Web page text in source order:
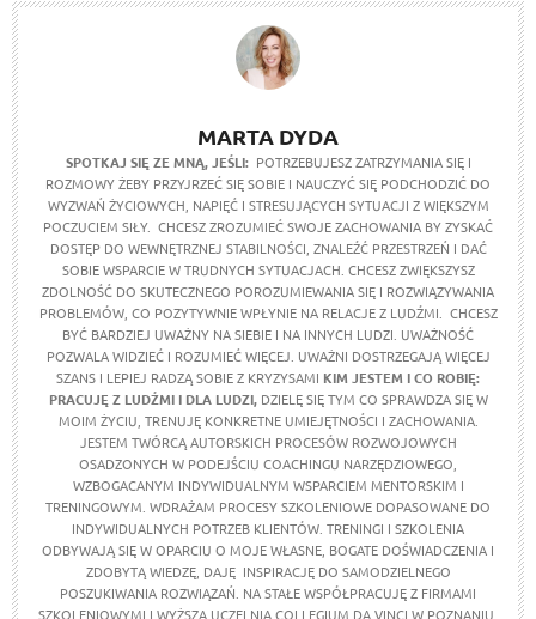
MARTA DYDA
SPOTKAJ SIĘ ZE MNĄ, JEŚLI: POTRZEBUJESZ ZATRZYMANIA SIĘ I
ROZMOWY ŻEBY PRZYJRZEĆ SIĘ SOBIE I NAUCZYĆ SIĘ PODCHODZIĆ DO
WYZWAŃ ŻYCIOWYCH, NAPIĘĆ I STRESUJĄCYCH SYTUACJI Z WIĘKSZYM
POCZUCIEM SIŁY. CHCESZ ZROZUMIEĆ SWOJE ZACHOWANIA BY ZYSKAĆ
DOSTĘP DO WEWNĘTRZNEJ STABILNOŚCI, ZNALEŹĆ PRZESTRZEŃ I DAĆ
SOBIE WSPARCIE W TRUDNYCH SYTUACJACH. CHCESZ ZWIĘKSZYSZ
ZDOLNOŚĆ DO SKUTECZNEGO POROZUMIEWANIA SIĘ I ROZWIĄZYWANIA
PROBLEMÓW, CO POZYTYWNIE WPŁYNIE NA RELACJE Z LUDŹMI. CHCESZ
BYĆ BARDZIEJ UWAŻNY NA SIEBIE I NA INNYCH LUDZI. UWAŻNOŚĆ
POZWALA WIDZIEĆ I ROZUMIEĆ WIĘCEJ. UWAŻNI DOSTRZEGAJĄ WIĘCEJ
SZANS I LEPIEJ RADZĄ SOBIE Z KRYZYSAMI KIM JESTEM I CO ROBIĘ:
PRACUJĘ Z LUDŹMI I DLA LUDZI,DZIELĘ SIĘ TYM CO SPRAWDZA SIĘ W
MOIM ŻYCIU, TRENUJĘ KONKRETNE UMIEJĘTNOŚCI I ZACHOWANIA.
JESTEM TWÓRCĄ AUTORSKICH PROCESÓW ROZWOJOWYCH
OSADZONYCH W PODEJŚCIU COACHINGU NARZĘDZIOWEGO,
WZBOGACANYM INDYWIDUALNYM WSPARCIEM MENTORSKIM I
TRENINGOWYM. WDRAŻAM PROCESY SZKOLENIOWE DOPASOWANE DO
INDYWIDUALNYCH POTRZEB KLIENTÓW. TRENINGI I SZKOLENIA
ODBYWAJĄ SIĘ W OPARCIU O MOJE WŁASNE, BOGATE DOŚWIADCZENIA I
ZDOBYTĄ WIEDZĘ, DAJĘ INSPIRACJĘ DO SAMODZIELNEGO
POSZUKIWANIA ROZWIĄZAŃ. NA STAŁE WSPÓŁPRACUJĘ Z FIRMAMI
SZKOLENIOWYMI I WYŻSZĄ UCZELNIĄ COLLEGIUM DA VINCI W POZNANIU.